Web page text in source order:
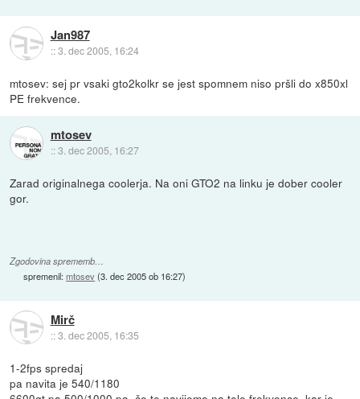
Jan987
::3. dec 2005, 16:24
mtosev: sej pr vsaki gto2kolkr se jest spomnem niso pršli do x850xl
PE frekvence.
mtosev
::3. dec 2005, 16:27
Zarad originalnega coolerja. Na oni GTO2 na linku je dober cooler
gor.
Zgodovina sprememb…
spremenil:mtosev(3. dec 2005 ob 16:27)
Mirč
::3. dec 2005, 16:35
1-2fps spredaj
pa navita je 540/1180